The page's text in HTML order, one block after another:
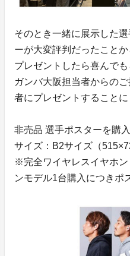
そのとき一緒に展示した
ーが大変評判だったこと
プレゼントしたら喜んで
ガンバ大阪担当者からの
者にプレゼントすることに
非売品 選手ポスターを購
サイズ：B2サイズ（
※完全ワイヤレスイヤホン
ンモデル1台購入につきポ